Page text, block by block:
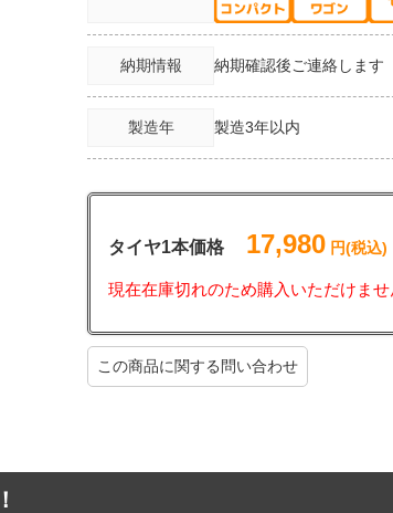
納期情報 納期確認後ご連絡します
製造年 製造3年以内
タイヤ1本価格 17,980 円(税込)
現在在庫切れのため購入いただけませ
この商品に関する問い合わせ